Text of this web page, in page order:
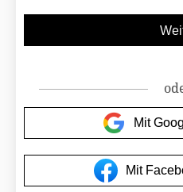
Mit
Mit